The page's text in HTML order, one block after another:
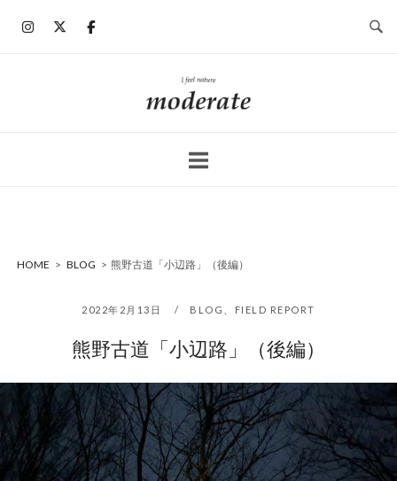
ホ
ー
HOME > BLOG > 熊野古道「小辺路」（後編）
2022年2月13日 BLOG FIELD REPORT
熊野古道「小辺路」（後編）